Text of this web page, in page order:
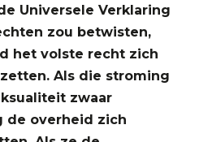
Universele Verklaring
zou betwisten,
het volste recht zich
Als die stroming
zwaar
de overheid zich